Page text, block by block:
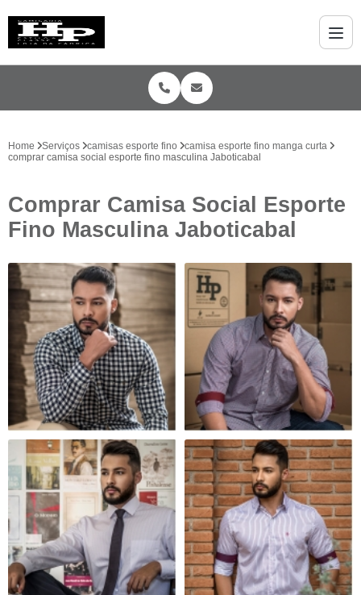
Home Serviços camisas esporte fino
camisa esporte fino manga curta
comprar camisa social esporte fino masculina Jaboticabal
Comprar Camisa Social Esporte
Fino Masculina Jaboticabal